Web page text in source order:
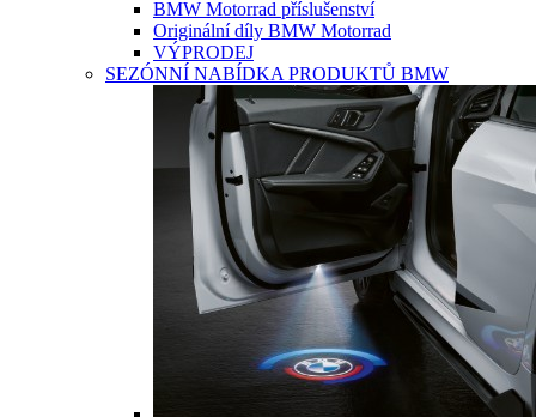
BMW Motorrad příslušenství
Originální díly BMW Motorrad
VÝPRODEJ
SEZÓNNÍ NABÍDKA PRODUKTŮ BMW